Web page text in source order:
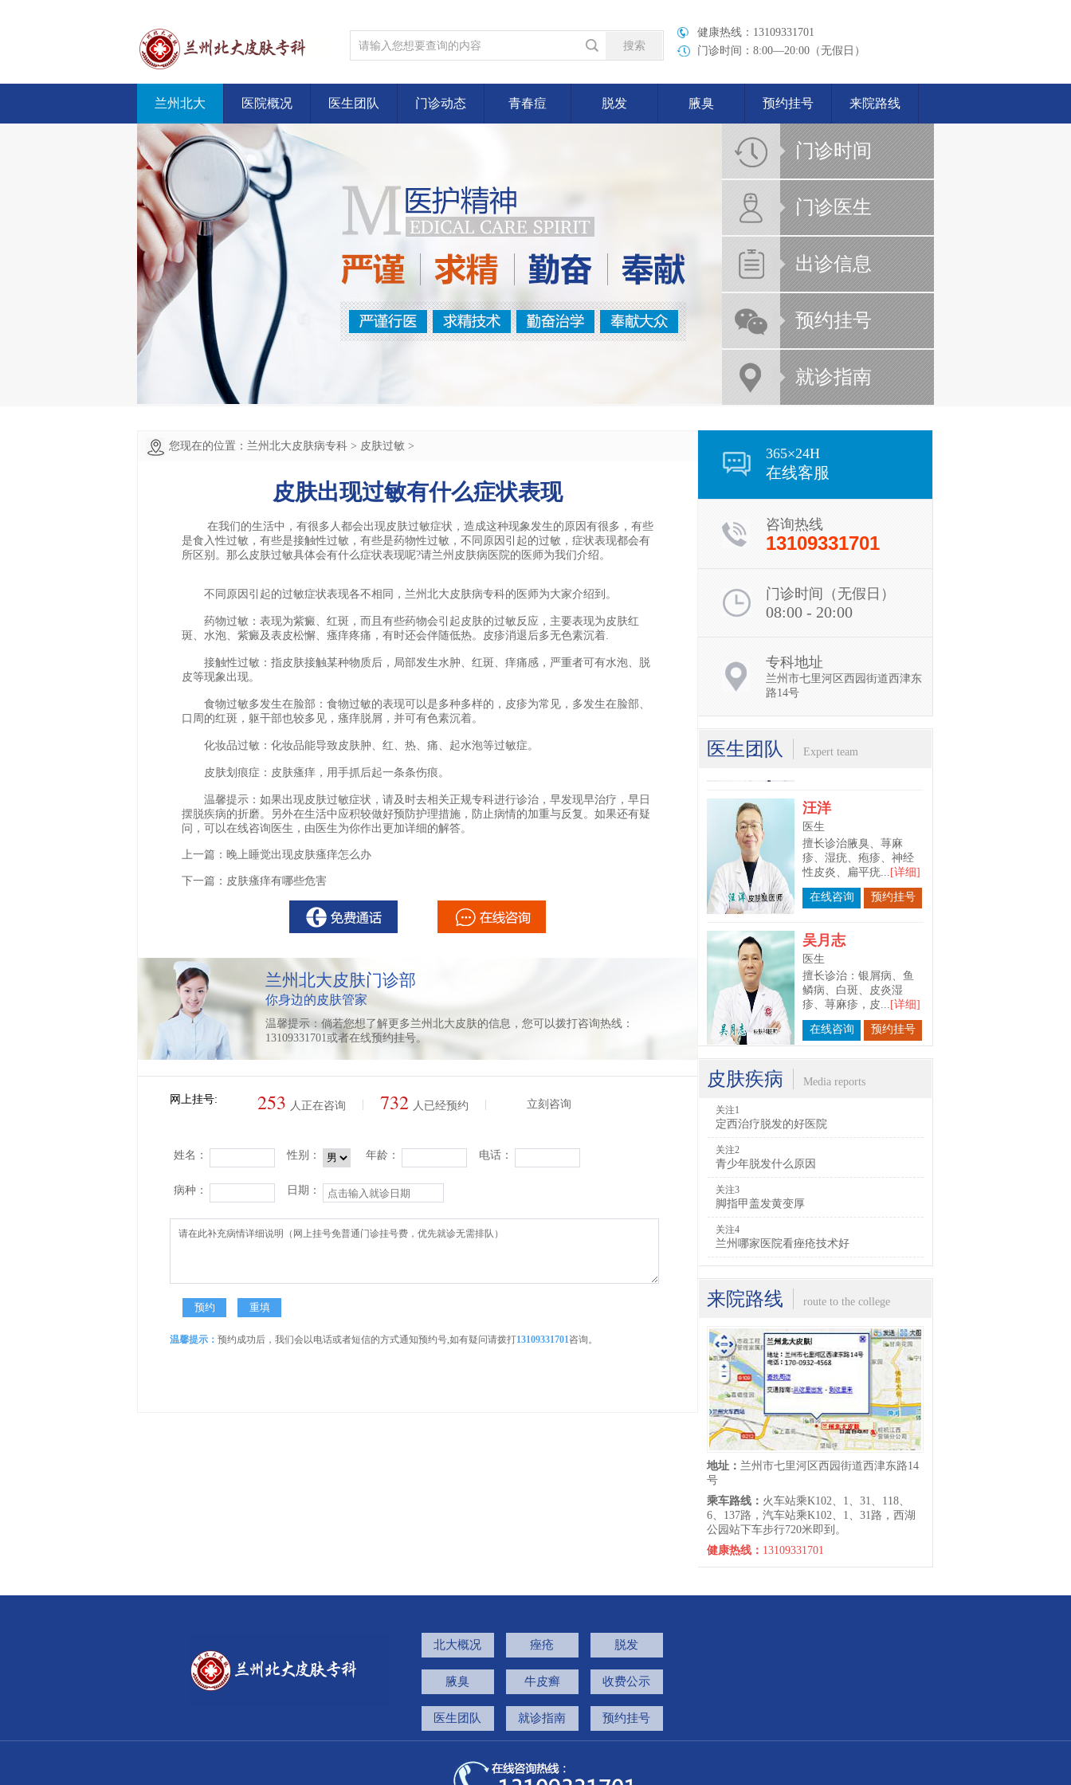
健康热线：13109331701
门诊时间：8:00—20:00（无假日）
兰州北大 医院概况 医生团队 门诊动态 青春痘 脱发 腋臭 预约挂号 来院路线
门诊时间
门诊医生
出诊信息
预约挂号
就诊指南
您现在的位置： 兰州北大皮肤病专科 > 皮肤过敏 >
皮肤出现过敏有什么症状表现
在我们的生活中，有很多人都会出现皮肤过敏症状，造成这种现象发生的原因有很多，有些
是食入性过敏，有些是接触性过敏，有些是药物性过敏，不同原因引起的过敏，症状表现都会有
所区别。那么皮肤过敏具体会有什么症状表现呢?请兰州皮肤病医院的医师为我们介绍。
不同原因引起的过敏症状表现各不相同，兰州北大皮肤病专科的医师为大家介绍到。
药物过敏：表现为紫癜、红斑，而且有些药物会引起皮肤的过敏反应，主要表现为皮肤红
斑、水泡、紫癜及表皮松懈、瘙痒疼痛，有时还会伴随低热。皮疹消退后多无色素沉着.
接触性过敏：指皮肤接触某种物质后，局部发生水肿、红斑、痒痛感，严重者可有水泡、脱
皮等现象出现。
食物过敏多发生在脸部：食物过敏的表现可以是多种多样的，皮疹为常见，多发生在脸部、
口周的红斑，躯干部也较多见，瘙痒脱屑，并可有色素沉着。
化妆品过敏：化妆品能导致皮肤肿、红、热、痛、起水泡等过敏症。
皮肤划痕症：皮肤瘙痒，用手抓后起一条条伤痕。
温馨提示：如果出现皮肤过敏症状，请及时去相关正规专科进行诊治，早发现早治疗，早日
摆脱疾病的折磨。另外在生活中应积较做好预防护理措施，防止病情的加重与反复。如果还有疑
问，可以在线咨询医生，由医生为你作出更加详细的解答。
上一篇： 晚上睡觉出现皮肤瘙痒怎么办
下一篇： 皮肤瘙痒有哪些危害
兰州北大皮肤门诊部
你身边的皮肤管家
温馨提示：倘若您想了解更多兰州北大皮肤的信息，您可以拨打咨询热线：
13109331701或者在线预约挂号。
网上挂号: 253 人正在咨询 732 人已经预约 立刻咨询
姓名： 性别： 年龄： 电话：
病种： 日期：
温馨提示： 预约成功后，我们会以电话或者短信的方式通知预约号,如有疑问请拨打13109331701咨询。
365×24H
在线客服
咨询热线
13109331701
门诊时间（无假日）
08:00 - 20:00
专科地址
兰州市七里河区西园街道西津东
路14号
医生团队 Expert team
陈静
医生
在线咨询
医生
擅长诊治腋臭、荨麻
疹、湿疣、疱疹、神经
性皮炎、扁平疣...
[详细]
在线咨询 预约挂号
医生
擅长诊治：银屑病、鱼
鳞病、白斑、皮炎湿
疹、荨麻疹，皮...[详细]
在线咨询 预约挂号
皮肤疾病 Media reports
关注1
定西治疗脱发的好医院
关注2
青少年脱发什么原因
关注3
脚指甲盖发黄变厚
关注4
兰州哪家医院看痤疮技术好
来院路线 route to the college
地址： 兰州市七里河区西园街道西津东路14
号
乘车路线： 火车站乘K102、1、31、118、
6、137路，汽车站乘K102、1、31路，西湖
公园站下车步行720米即到。
健康热线： 13109331701
北大概况 痤疮 脱发
腋臭 牛皮癣 收费公示
医生团队 就诊指南 预约挂号